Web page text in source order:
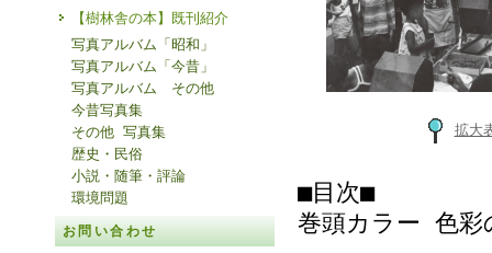
【樹林舎の本】既刊紹介
写真アルバム「昭和」
写真アルバム「今昔」
写真アルバム その他
今昔写真集
その他 写真集
歴史・民俗
小説・随筆・評論
環境問題
お問い合わせ
拡大
■目次■
巻頭カラー 色彩